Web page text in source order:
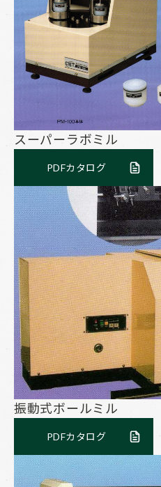
スーパーラボミル
PDFカタログ
振動式ボールミル
PDFカタログ